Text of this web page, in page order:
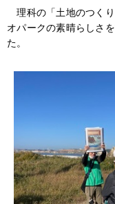
理科の「土地のつく
オパークの素晴らしさ
た。